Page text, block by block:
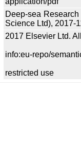
Deep-sea
Science Ltd), 2017-
2017 Elsevier Ltd.
info:eu-repo/
restricted use